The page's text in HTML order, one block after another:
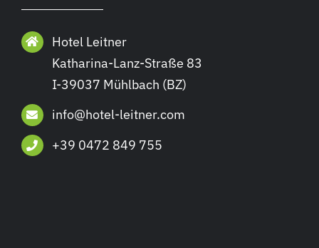
Hotel Leitner
Katharina-Lanz-Straße 83
I-39037 Mühlbach (BZ)
info@hotel-leitner.com
+39 0472 849 755